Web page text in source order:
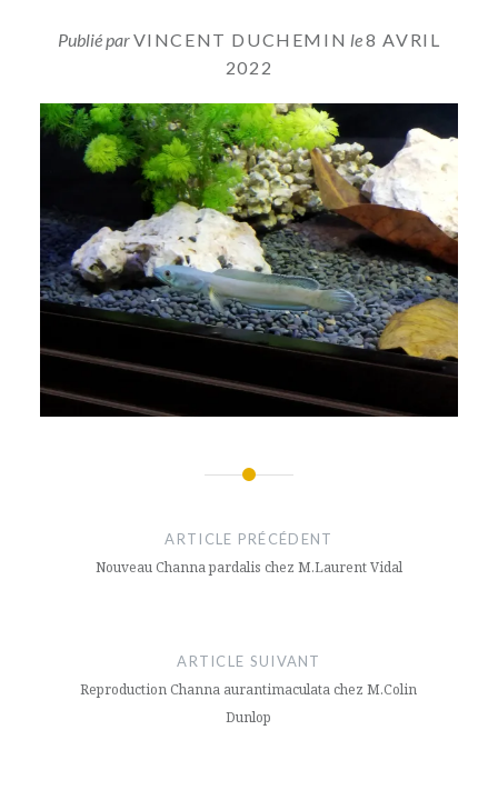
Publié parVINCENT DUCHEMIN le8 AVRIL
2022
l’article
ARTICLE PRÉCÉDENT
Nouveau Channa pardalis chez M.Laurent Vidal
ARTICLE SUIVANT
Reproduction Channa aurantimaculata chez M.Colin
Dunlop